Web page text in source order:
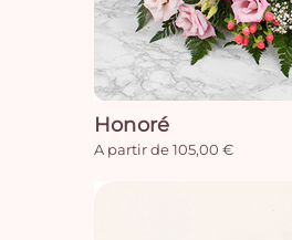
Honoré
A partir de 105,00 €